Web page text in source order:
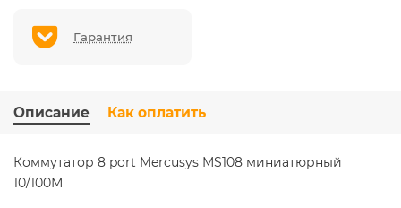
Гарантия
Описание Как оплатить
Коммутатор 8 port Mercusys MS108 миниатюрный
10/100М